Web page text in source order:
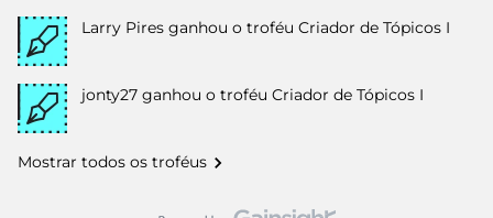
Larry Pires ganhou o troféu Criador de Tópicos I
jonty27 ganhou o troféu Criador de Tópicos I
Mostrar todos os troféus